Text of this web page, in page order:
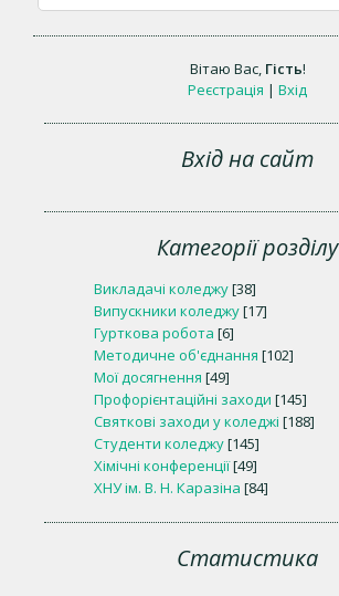
Вітаю Вас, Гість!
Реєстрація | Вхід
Вхід на сайт
Категорії розділу
Викладачі коледжу[38]
Випускники коледжу[17]
Гурткова робота [6]
Методичне об'єднання [102]
Мої досягнення [49]
Профорієнтаційні заходи [145]
Святкові заходи у коледжі [188]
Студенти коледжу[145]
Хімічні конференції[49]
ХНУ ім. В. Н. Каразіна [84]
Статистика